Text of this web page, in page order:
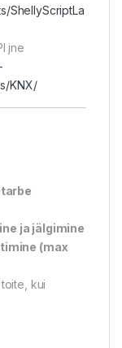
ShellyScriptLa
jne
KNX/
ja jälgimine
(max
kui